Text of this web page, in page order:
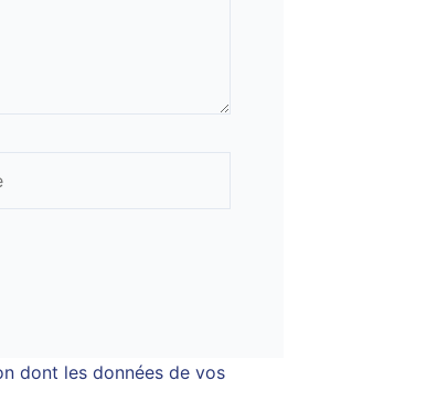
dont les données de vos